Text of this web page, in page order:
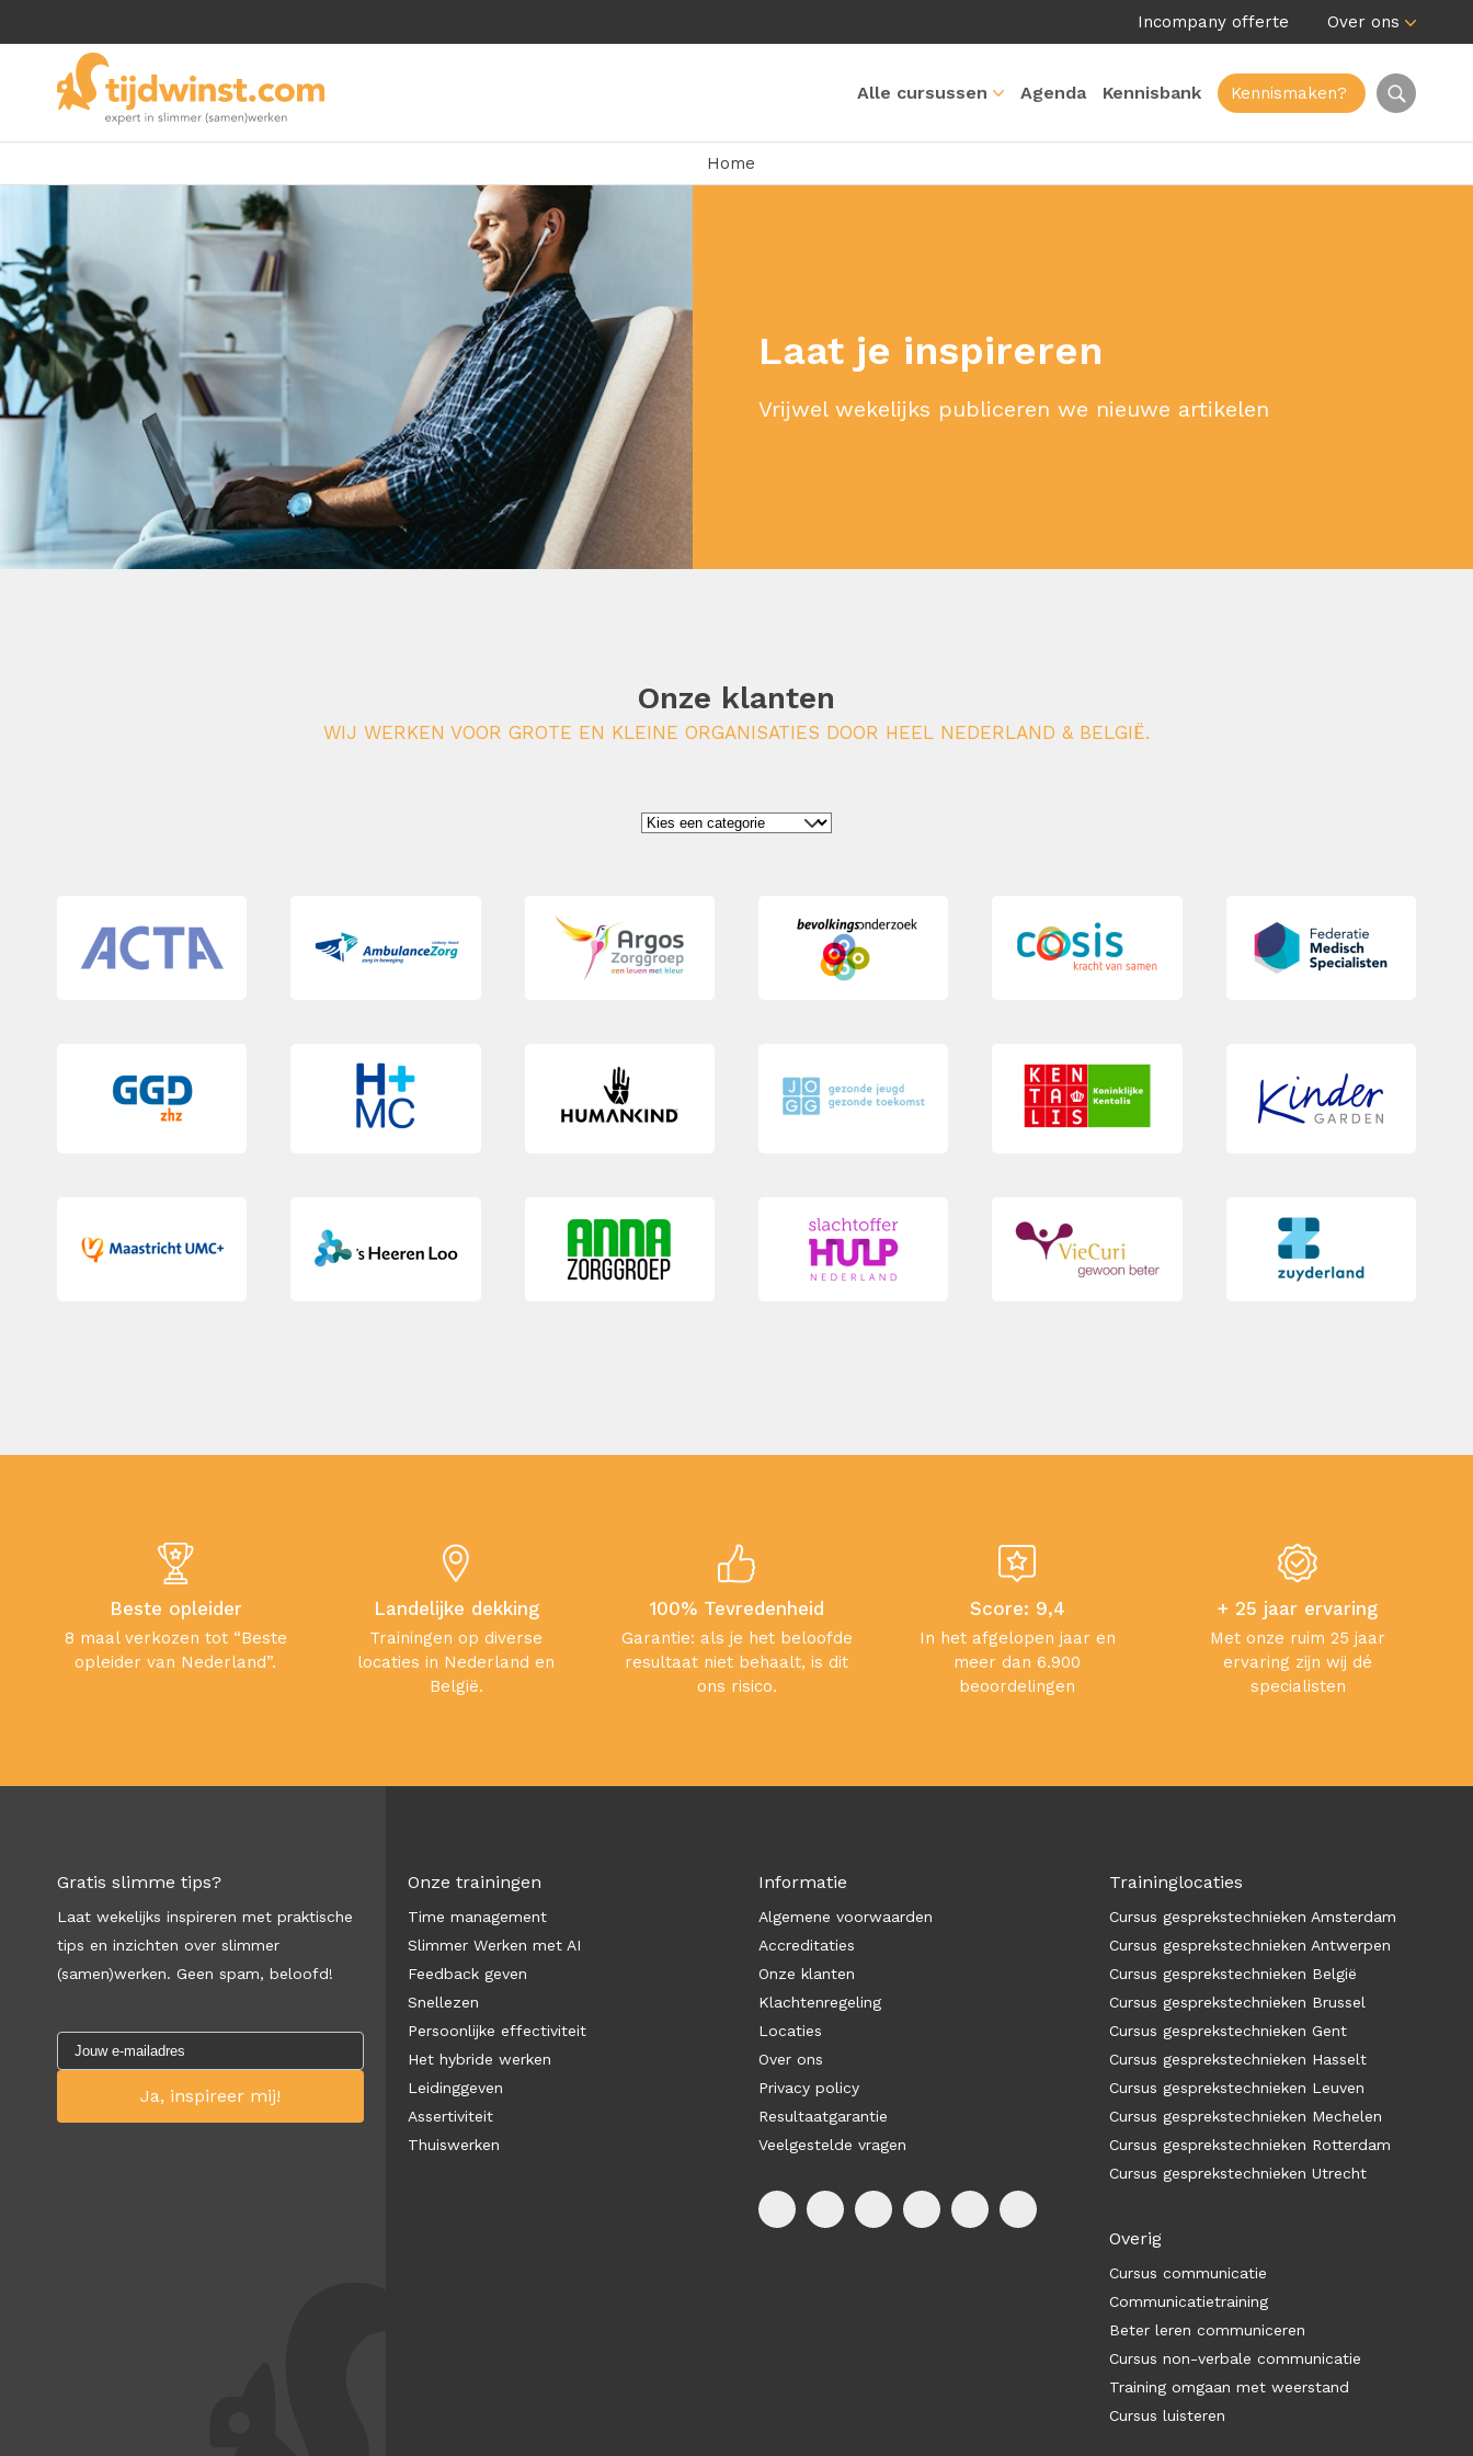
Incompany offerte Over ons
Alle cursussen Agenda Kennisbank Kennismaken?
Home
Laat je inspireren
Vrijwel wekelijks publiceren we nieuwe artikelen
Onze klanten
WIJ WERKEN VOOR GROTE EN KLEINE ORGANISATIES DOOR HEEL NEDERLAND & BELGIË.
Beste opleider
8 maal verkozen tot “Beste
opleider van Nederland”.
Landelijke dekking
Trainingen op diverse
locaties in Nederland en
België.
100% Tevredenheid
Garantie: als je het beloofde
resultaat niet behaalt, is dit
ons risico.
Score: 9,4
In het afgelopen jaar en
meer dan 6.900
beoordelingen
+ 25 jaar ervaring
Met onze ruim 25 jaar
ervaring zijn wij dé
specialisten
Gratis slimme tips?
Laat wekelijks inspireren met praktische
tips en inzichten over slimmer
(samen)werken. Geen spam, beloofd!
Onze trainingen
Time management
Slimmer Werken met AI
Feedback geven
Snellezen
Persoonlijke effectiviteit
Het hybride werken
Leidinggeven
Assertiviteit
Thuiswerken
Informatie
Algemene voorwaarden
Accreditaties
Onze klanten
Klachtenregeling
Locaties
Over ons
Privacy policy
Resultaatgarantie
Veelgestelde vragen
Traininglocaties
Cursus gesprekstechnieken Amsterdam
Cursus gesprekstechnieken Antwerpen
Cursus gesprekstechnieken België
Cursus gesprekstechnieken Brussel
Cursus gesprekstechnieken Gent
Cursus gesprekstechnieken Hasselt
Cursus gesprekstechnieken Leuven
Cursus gesprekstechnieken Mechelen
Cursus gesprekstechnieken Rotterdam
Cursus gesprekstechnieken Utrecht
Overig
Cursus communicatie
Communicatietraining
Beter leren communiceren
Cursus non-verbale communicatie
Training omgaan met weerstand
Cursus luisteren